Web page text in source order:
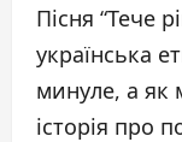
Пісня “Тече
українська
минуле, а як
історія про